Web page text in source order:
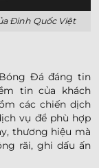
Đinh Quốc Việt
Đá đáng tin
tin của khách
các chiến dịch
vụ để phù hợp
thương hiệu mà
rãi, ghi dấu ấn